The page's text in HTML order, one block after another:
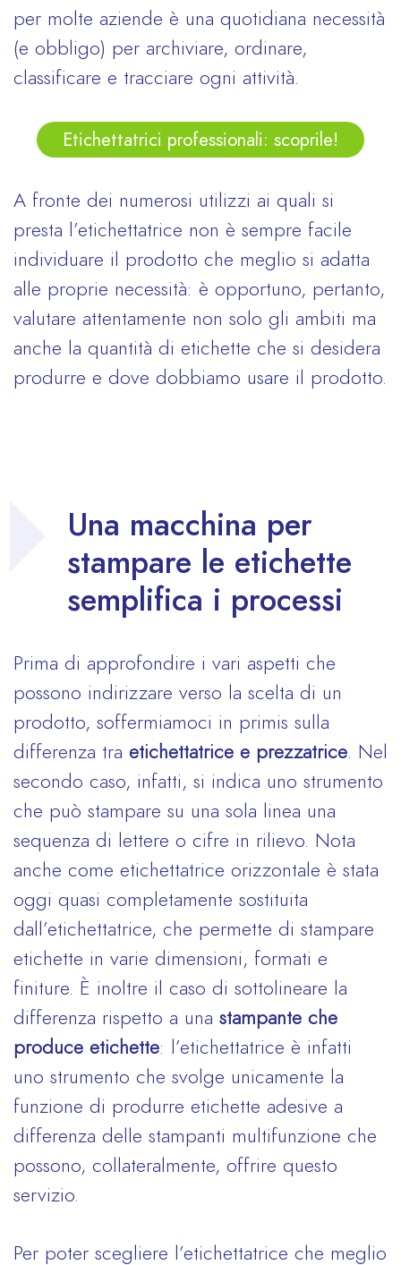
per molte aziende è una quotidiana necessità
(e obbligo) per archiviare, ordinare,
classificare e tracciare ogni attività.
Etichettatrici professionali: scoprile!
A fronte dei numerosi utilizzi ai quali si
presta l’etichettatrice non è sempre facile
individuare il prodotto che meglio si adatta
alle proprie necessità: è opportuno, pertanto,
valutare attentamente non solo gli ambiti ma
anche la quantità di etichette che si desidera
produrre e dove dobbiamo usare il prodotto.
Una macchina per
stampare le etichette
semplifica i processi
Prima di approfondire i vari aspetti che
possono indirizzare verso la scelta di un
prodotto, soffermiamoci in primis sulla
differenza tra etichettatrice e prezzatrice . Nel
secondo caso, infatti, si indica uno strumento
che può stampare su una sola linea una
sequenza di lettere o cifre in rilievo. Nota
anche come etichettatrice orizzontale è stata
oggi quasi completamente sostituita
dall’etichettatrice, che permette di stampare
etichette in varie dimensioni, formati e
finiture. È inoltre il caso di sottolineare la
differenza rispetto a una stampante che
produce etichette: l’etichettatrice è infatti
uno strumento che svolge unicamente la
funzione di produrre etichette adesive a
differenza delle stampanti multifunzione che
possono, collateralmente, offrire questo
servizio.
Per poter scegliere l’etichettatrice che meglio